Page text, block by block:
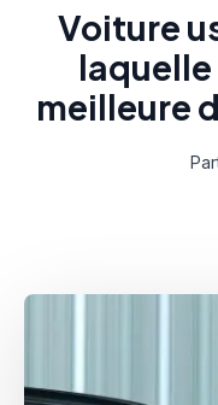
Voiture
meilleure